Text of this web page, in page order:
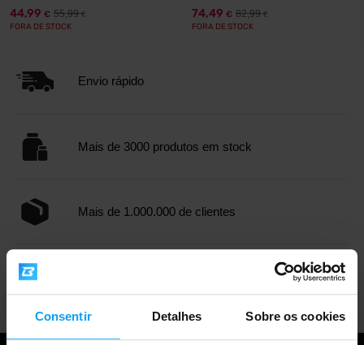
Consentir Detalhes Sobre os cookies
44,99 € 55,99€
FORA DE STOCK
74,49 € 82,99€
FORA DE STOCK
Envio rápido
Mais de 3000 produtos em stock
Mais de 1.000.000 de clientes